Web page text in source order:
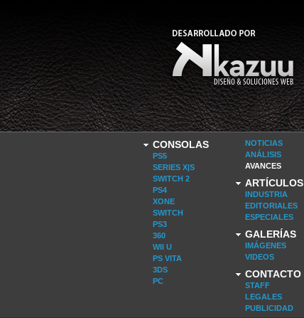
CONSOLAS
PS5
SERIES X|S
SWITCH 2
PS4
XONE
SWITCH
PS3
360
WII U
PS VITA
3DS
PC
NOTICIAS
ANÁLISIS
AVANCES
ARTÍCULOS
INDUSTRIA
EDITORIALES
ESPECIALES
GALERÍAS
IMÁGENES
VIDEOS
CONTACTO
STAFF
LEGALES
PUBLICIDAD